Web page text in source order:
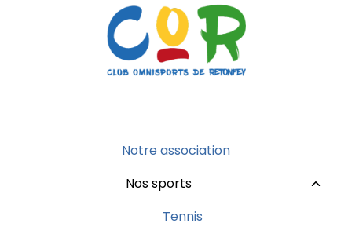
Notre association
Nos sports
Tennis